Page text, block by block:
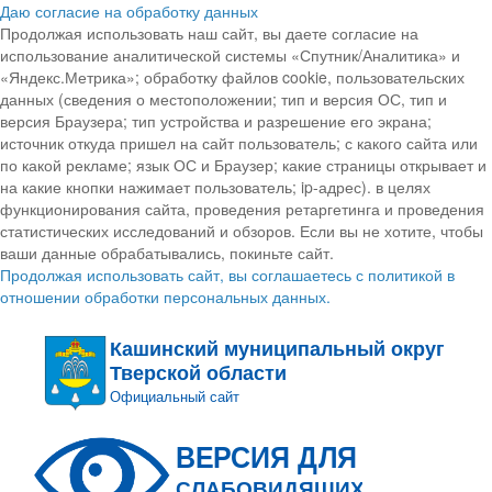
Даю согласие на обработку данных
Продолжая использовать наш сайт, вы даете согласие на
использование аналитической системы «Спутник/Аналитика» и
«Яндекс.Метрика»; обработку файлов cookie, пользовательских
данных (сведения о местоположении; тип и версия ОС, тип и
версия Браузера; тип устройства и разрешение его экрана;
источник откуда пришел на сайт пользователь; с какого сайта или
по какой рекламе; язык ОС и Браузер; какие страницы открывает и
на какие кнопки нажимает пользователь; ip-адрес). в целях
функционирования сайта, проведения ретаргетинга и проведения
статистических исследований и обзоров. Если вы не хотите, чтобы
ваши данные обрабатывались, покиньте сайт.
Продолжая использовать сайт, вы соглашаетесь с политикой в
отношении обработки персональных данных.